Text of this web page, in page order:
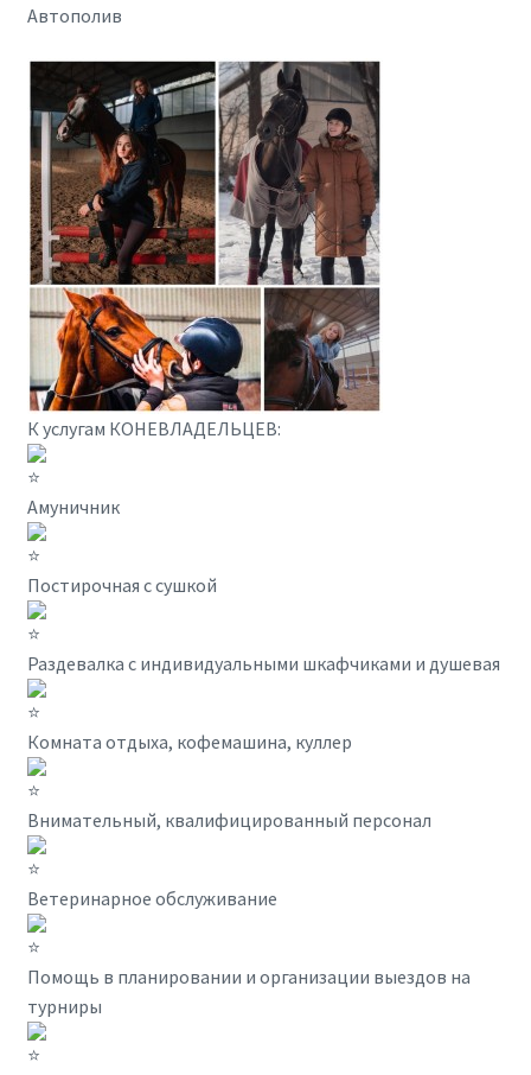
Автополив
К услугам КОНЕВЛАДЕЛЬЦЕВ:
Амуничник
Постирочная с сушкой
Раздевалка с индивидуальными шкафчиками и душевая
Комната отдыха, кофемашина, куллер
Внимательный, квалифицированный персонал
Ветеринарное обслуживание
Помощь в планировании и организации выездов на
турниры